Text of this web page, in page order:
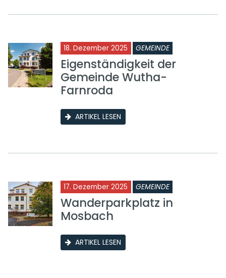
18. Dezember 2025 GEMEINDE
Eigenständigkeit der
Gemeinde Wutha-
Farnroda
ARTIKEL LESEN
17. Dezember 2025 GEMEINDE
Wanderparkplatz in
Mosbach
ARTIKEL LESEN